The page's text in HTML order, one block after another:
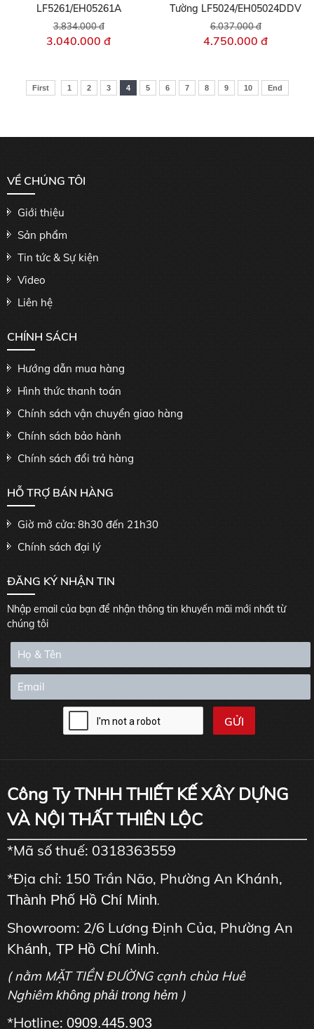
LF5261/EH05261A
3.834.000 đ
3.040.000 đ
Tường LF5024/EH05024DDV
6.037.000 đ
4.750.000 đ
First 1 2 3 4 5 6 7 8 9 10 End
VỀ CHÚNG TÔI
Giới thiệu
Sản phẩm
Tin tức & Sự kiện
Video
Liên hệ
CHÍNH SÁCH
Hướng dẫn mua hàng
Hình thức thanh toán
Chính sách vận chuyển giao hàng
Chính sách bảo hành
Chính sách đổi trả hàng
HỖ TRỢ BÁN HÀNG
Giờ mở cửa: 8h30 đến 21h30
Chính sách đại lý
ĐĂNG KÝ NHẬN TIN
Nhập email của bạn để nhận thông tin khuyến mãi mới nhất từ
chúng tôi
Công Ty TNHH THIẾT KẾ XÂY DỰNG
VÀ NỘI THẤT THIÊN LỘC
*Mã số thuế: 0318363559
*Địa chỉ: 150 Trần Não, Phường An Khánh,
Thành Phố Hồ Chí Minh.
Showroom: 2/6 Lương Định Của, Phường An
Khánh, TP Hồ Chí Minh.
( nằm MẶT TIỀN ĐƯỜNG cạnh chùa Huê
Nghiêm không phải trong hẻm )
*Hotline: 0909.445.903